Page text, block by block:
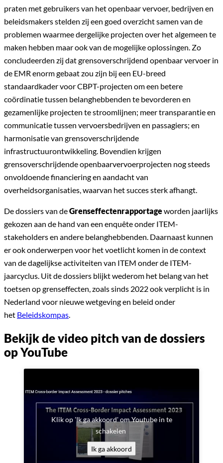
praten met gebruikers van het openbaar vervoer, bedrijven en
beleidsmakers stelden zij een goed overzicht samen van de
problemen waarmee dergelijke projecten over het algemeen te
maken hebben maar ook van de mogelijke oplossingen. Zo
concludeerden zij dat grensoverschrijdend openbaar vervoer in
de EMR enorm gebaat zou zijn bij een EU-breed
standaardkader voor CBPT-projecten om een betere
coördinatie tussen belanghebbenden te bevorderen en
gezamenlijke projecten te stroomlijnen; meer transparantie en
communicatie tussen vervoersbedrijven en passagiers; en
harmonisatie van grensoverschrijdende
infrastructuurontwikkeling. Bovendien krijgen
grensoverschrijdende openbaarvervoerprojecten nog steeds
onvoldoende financiering en aandacht van
overheidsorganisaties, waarvan het succes sterk afhangt.
De dossiers van deGrenseffectenrapportageworden jaarlijks
gekozen aan de hand van een enquête onder ITEM-
stakeholders en andere belanghebbenden. Daarnaast kunnen
er ook onderwerpen voor het voetlicht komen in de context
van de dagelijkse activiteiten van ITEM onder de ITEM-
jaarcyclus. Uit de dossiers blijkt wederom het belang van het
toetsen op grenseffecten, zoals sinds 2022 ook verplicht is in
Nederland voor nieuwe wetgeving en beleid onder
het Beleidskompas.
Bekijk de video pitch van de dossiers
op YouTube
Klik op 'Ik ga akkoord' om Youtube in te
schakelen
Ik ga akkoord